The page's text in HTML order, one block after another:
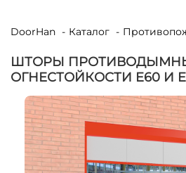
DoorHan Каталог
ШТОРЫ
ОГНЕСТОЙКОСТИ E60 И